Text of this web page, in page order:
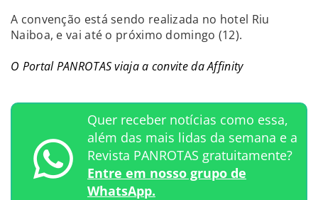
A convenção está sendo realizada no hotel Riu
Naiboa, e vai até o próximo domingo (12).
O Portal PANROTAS viaja a convite da Affinity
Quer receber notícias como essa,
além das mais lidas da semana e a
Revista PANROTAS gratuitamente?
Entre em nosso grupo de
WhatsApp.